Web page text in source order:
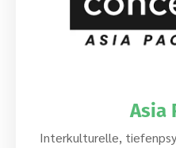
Asia
Interkulturelle,